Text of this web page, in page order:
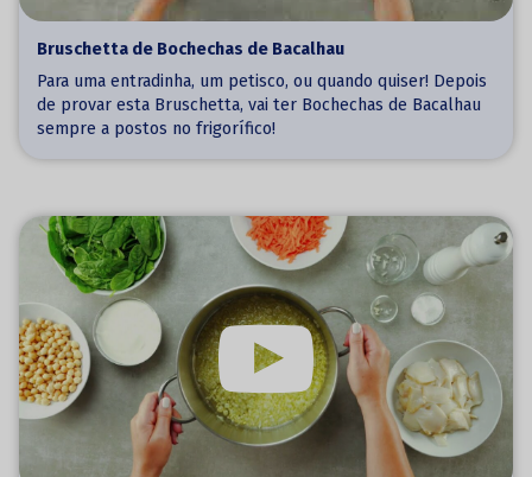
Bruschetta de Bochechas de Bacalhau
Para uma entradinha, um petisco, ou quando quiser! Depois
de provar esta Bruschetta, vai ter Bochechas de Bacalhau
sempre a postos no frigorífico!